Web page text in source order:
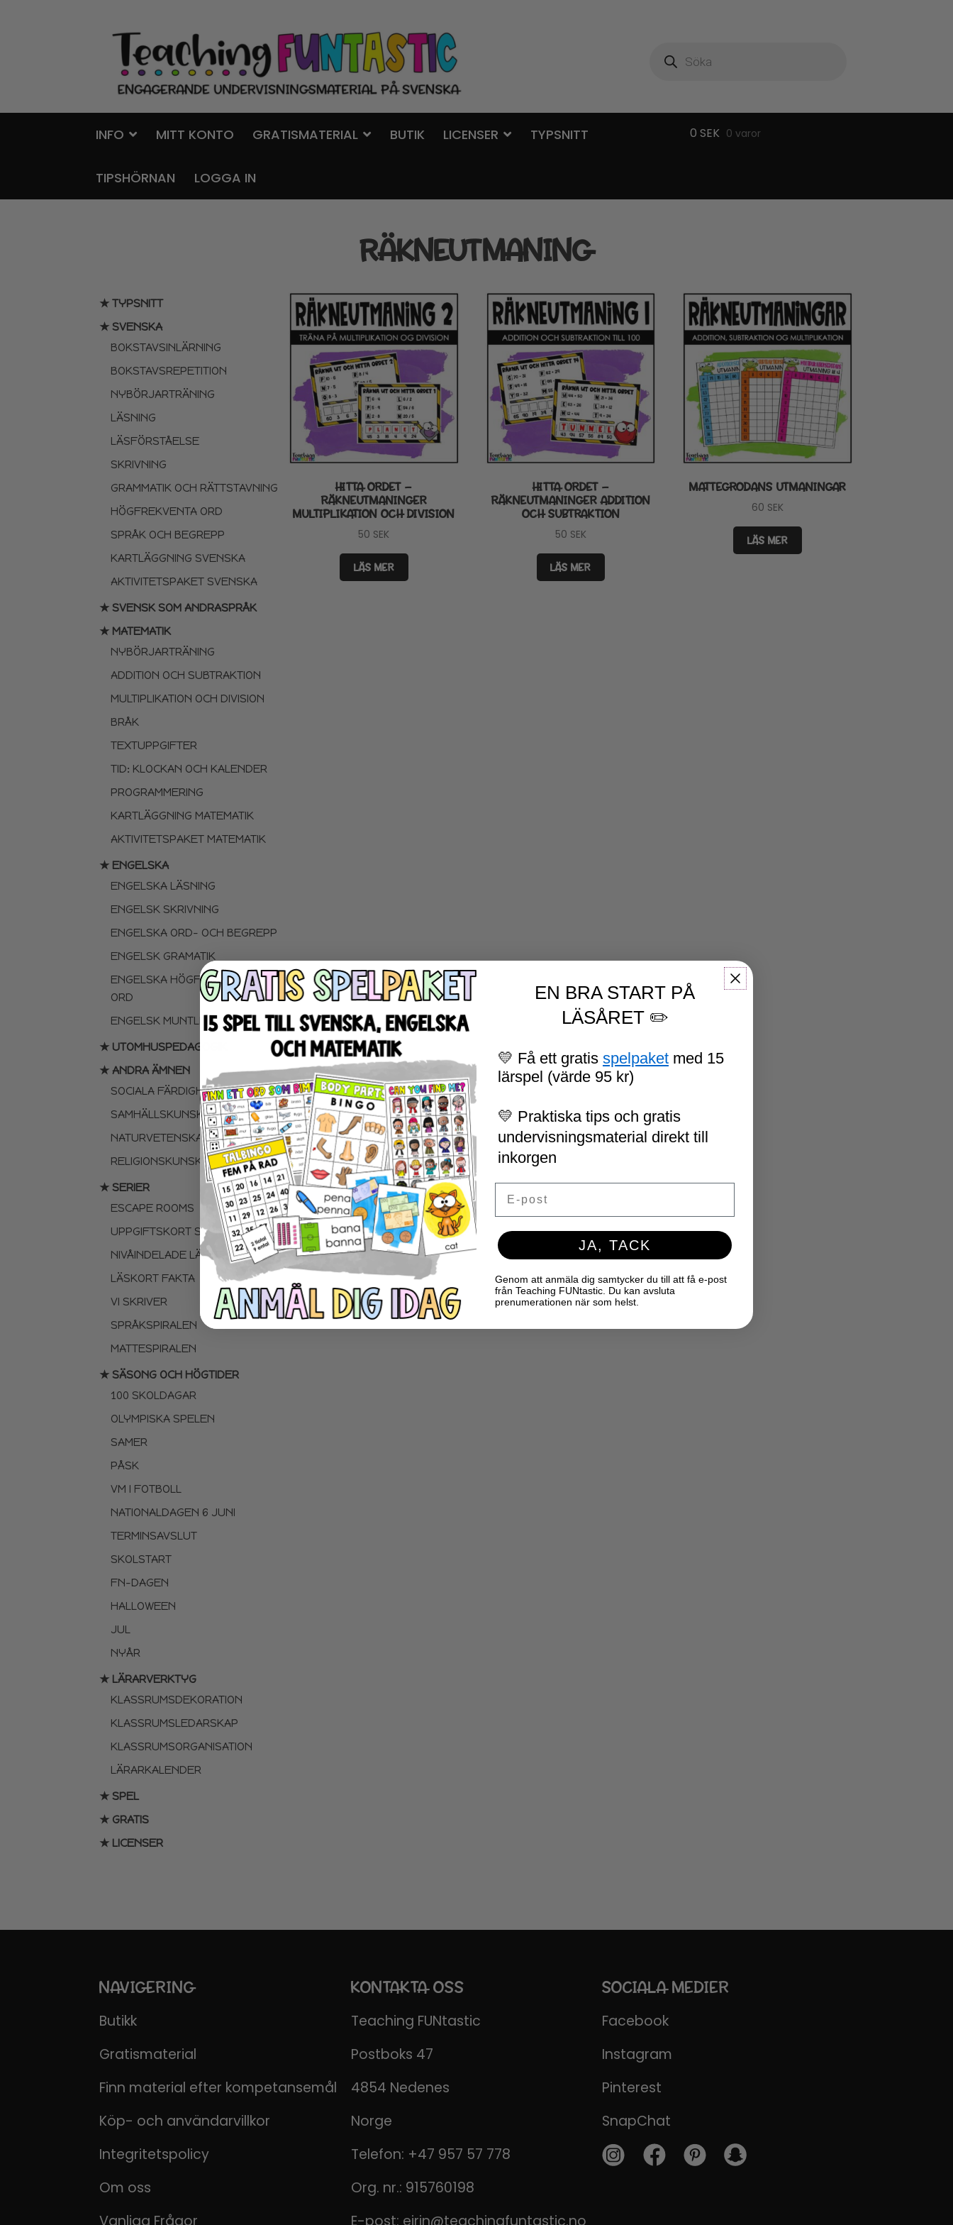
Hoppa
navigering
Gå
innehåll
INFO MITT KONTO GRATISMATERIAL BUTIK LICENSER TYPSNITT
TIPSHÖRNAN LOGGA IN
0 SEK 0 varor
RÄKNEUTMANING
★ TYPSNITT
★ SVENSKA
BOKSTAVSINLÄRNING
BOKSTAVSREPETITION
NYBÖRJARTRÄNING
LÄSNING
LÄSFÖRSTÅELSE
SKRIVNING
GRAMMATIK OCH RÄTTSTAVNING
HÖGFREKVENTA ORD
SPRÅK OCH BEGREPP
KARTLÄGGNING SVENSKA
AKTIVITETSPAKET SVENSKA
★ SVENSK SOM ANDRASPRÅK
★ MATEMATIK
NYBÖRJARTRÄNING
ADDITION OCH SUBTRAKTION
MULTIPLIKATION OCH DIVISION
BRÅK
TEXTUPPGIFTER
TID: KLOCKAN OCH KALENDER
PROGRAMMERING
KARTLÄGGNING MATEMATIK
AKTIVITETSPAKET MATEMATIK
★ ENGELSKA
ENGELSKA LÄSNING
ENGELSK SKRIVNING
ENGELSKA ORD- OCH BEGREPP
ENGELSK GRAMATIK
ENGELSKA HÖGFREKVENTA
ORD
ENGELSK MUNTLIGA FÄRDIGHET
★ UTOMHUSPEDAGOGIK
★ ANDRA ÄMNEN
SOCIALA FÄRDIGHETER
SAMHÄLLSKUNSKAP
NATURVETENSKAP
RELIGIONSKUNSKAP
★ SERIER
ESCAPE ROOMS
UPPGIFTSKORT SVENSKA
NIVÅINDELADE LÄSTEXTER
LÄSKORT FAKTA
VI SKRIVER
SPRÅKSPIRALEN
MATTESPIRALEN
★ SÄSONG OCH HÖGTIDER
100 SKOLDAGAR
OLYMPISKA SPELEN
SAMER
PÅSK
VM I FOTBOLL
NATIONALDAGEN 6 JUNI
TERMINSAVSLUT
SKOLSTART
FN-DAGEN
HALLOWEEN
JUL
NYÅR
★ LÄRARVERKTYG
KLASSRUMSDEKORATION
KLASSRUMSLEDARSKAP
KLASSRUMSORGANISATION
LÄRARKALENDER
★ SPEL
★ GRATIS
★ LICENSER
HITTA ORDET –
RÄKNEUTMANINGER
MULTIPLIKATION OCH DIVISION
50 SEK
LÄS MER
HITTA ORDET –
RÄKNEUTMANINGER ADDITION
OCH SUBTRAKTION
50 SEK
LÄS MER
MATTEGRODANS UTMANINGAR
60 SEK
LÄS MER
NAVIGERING
Butikk
Gratismaterial
Finn material efter kompetansemål
Köp- och användarvillkor
Integritetspolicy
Om oss
Vanliga Frågor
KONTAKTA OSS
Teaching FUNtastic
Postboks 47
4854 Nedenes
Norge
Telefon: +47 957 57 778
Org. nr.: 915760198
E-post: eirin@teachingfuntastic.no
SOCIALA MEDIER
Facebook
Instagram
Pinterest
SnapChat
EN BRA START PÅ
LÄSÅRET ✏️
💛 Få ett gratis spelpaket med 15
lärspel (värde 95 kr)
💛 Praktiska tips och gratis
undervisningsmaterial direkt till
inkorgen
JA, TACK
Genom att anmäla dig samtycker du till att få e-post
från Teaching FUNtastic. Du kan avsluta
prenumerationen när som helst.